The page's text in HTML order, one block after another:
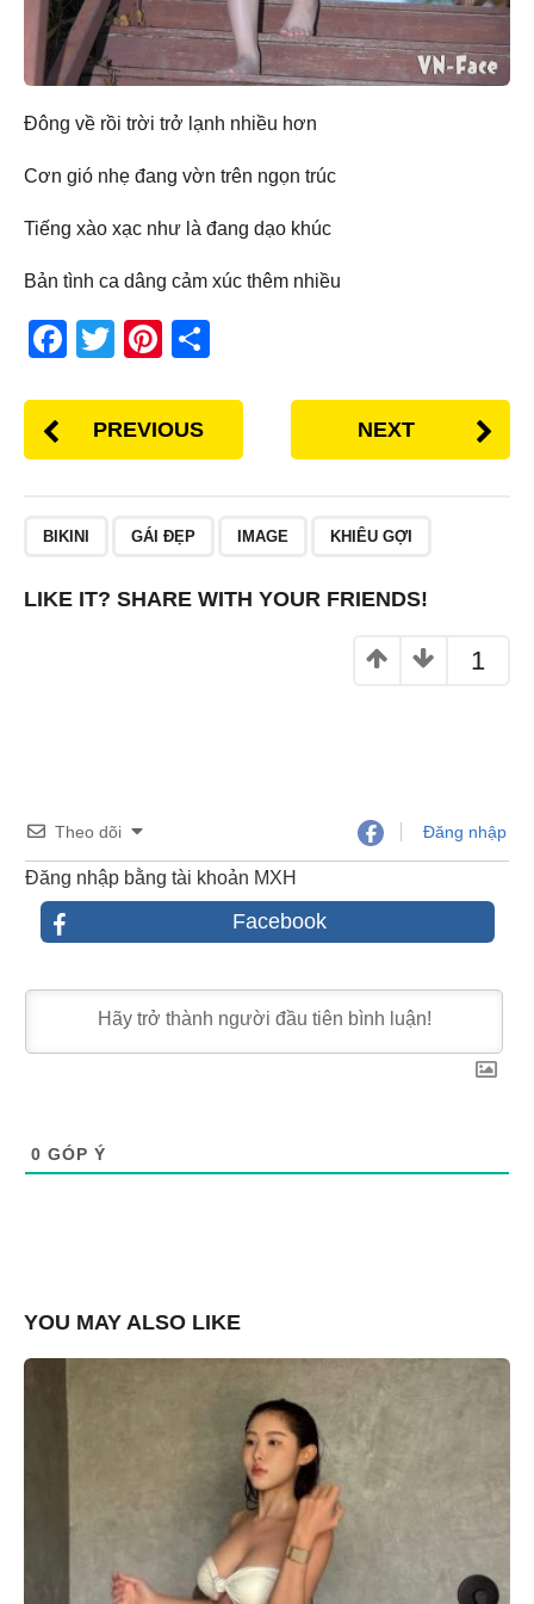
Đông về rồi trời trở lạnh nhiều hơn
Cơn gió nhẹ đang vờn trên ngọn trúc
Tiếng xào xạc như là đang dạo khúc
Bản tình ca dâng cảm xúc thêm nhiều
F
e
o
k
T
tt
er
Pi
er
e
ar
e
PREVIOUS NEXT
BIKINI GÁI ĐẸP IMAGE KHIÊU GỢI
LIKE IT? SHARE WITH YOUR FRIENDS!
1
Theo dõi Đăng nhập
Đăng nhập bằng tài khoản MXH
Facebook
0 GÓP Ý
YOU MAY ALSO LIKE